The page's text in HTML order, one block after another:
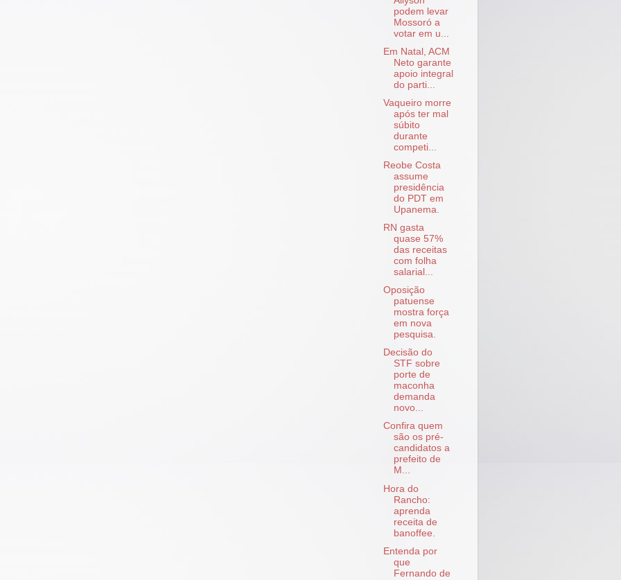
podem levar
Mossoró a
votar em u...
Em Natal, ACM
Neto garante
apoio integral
do parti...
Vaqueiro morre
após ter mal
súbito
durante
competi...
Reobe Costa
assume
presidência
do PDT em
Upanema.
RN gasta
quase 57%
das receitas
com folha
salarial...
Oposição
patuense
mostra força
em nova
pesquisa.
Decisão do
STF sobre
porte de
maconha
demanda
novo...
Confira quem
são os pré-
candidatos a
prefeito de
M...
Hora do
Rancho:
aprenda
receita de
banoffee.
Entenda por
que
Fernando de